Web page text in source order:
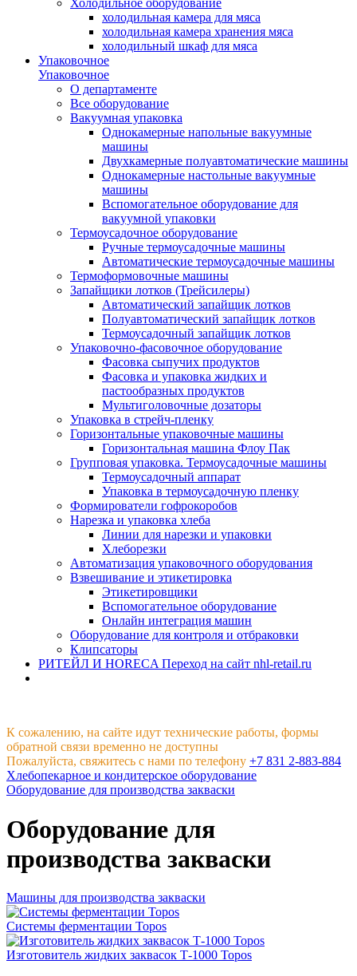
Холодильное оборудование
холодильная камера для мяса
холодильная камера хранения мяса
холодильный шкаф для мяса
Упаковочное
Упаковочное
О департаменте
Все оборудование
Вакуумная упаковка
Однокамерные напольные вакуумные
машины
Двухкамерные полуавтоматические машины
Однокамерные настольные вакуумные
машины
Вспомогательное оборудование для
вакуумной упаковки
Термоусадочное оборудование
Ручные термоусадочные машины
Автоматические термоусадочные машины
Термоформовочные машины
Запайщики лотков (Трейсилеры)
Автоматический запайщик лотков
Полуавтоматический запайщик лотков
Термоусадочный запайщик лотков
Упаковочно-фасовочное оборудование
Фасовка сыпучих продуктов
Фасовка и упаковка жидких и
пастообразных продуктов
Мультиголовочные дозаторы
Упаковка в стрейч-пленку
Горизонтальные упаковочные машины
Горизонтальная машина Флоу Пак
Групповая упаковка. Термоусадочные машины
Термоусадочный аппарат
Упаковка в термоусадочную пленку
Формирователи гофрокоробов
Нарезка и упаковка хлеба
Линии для нарезки и упаковки
Хлеборезки
Автоматизация упаковочного оборудования
Взвешивание и этикетировка
Этикетировщики
Вспомогательное оборудование
Онлайн интеграция машин
Оборудование для контроля и отбраковки
Клипсаторы
РИТЕЙЛ И HORECAПереход на сайт nhl-retail.ru
К сожалению, на сайте идут технические работы, формы
обратной связи временно не доступны
Пожалуйста, свяжитесь с нами по телефону +7 831 2-883-884
Хлебопекарное и кондитерское оборудование
Оборудование для производства закваски
Оборудование для
производства закваски
Машины для производства закваски
Системы ферментации Topos
Изготовитель жидких заквасок Т-1000 Topos